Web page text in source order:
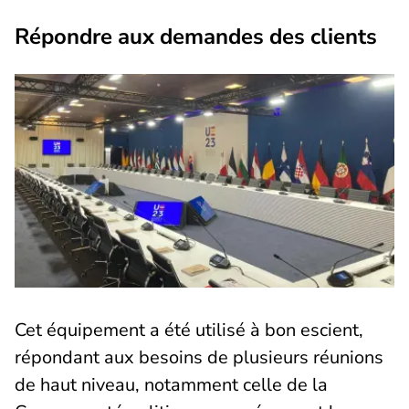
Répondre aux demandes des clients
Cet équipement a été utilisé à bon escient,
répondant aux besoins de plusieurs réunions
de haut niveau, notamment celle de la